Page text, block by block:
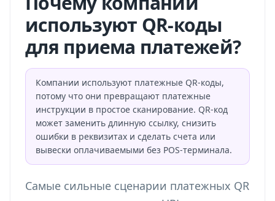
используют QR-коды
для приема платежей?
Компании используют платежные QR-коды,
потому что они превращают платежные
инструкции в простое сканирование. QR-код
может заменить длинную ссылку, снизить
ошибки в реквизитах и сделать счета или
вывески оплачиваемыми без POS-терминала.
Самые сильные сценарии платежных QR